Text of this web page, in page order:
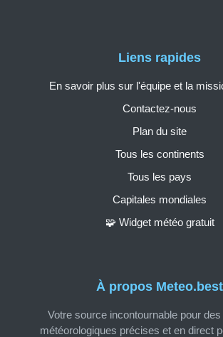
À propos Meteo.best
Votre source incontournable pour
météorologiques précises et en direct
Liens rapides
En savoir plus sur l'équipe et la
Contactez-nous
Plan du site
Tous les continents
Tous les pays
Capitales mondiales
🧩 Widget météo gratuit